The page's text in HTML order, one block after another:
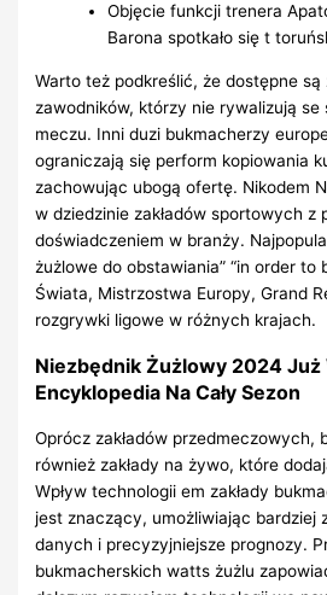
Objęcie funkcji trenera
Barona spotkało się t
Warto też podkreślić, że dostępne są
zawodników, którzy nie rywalizują se
meczu. Inni duzi bukmacherzy
ograniczają się perform kopiowania
zachowując ubogą ofertę. Nikodem
w dziedzinie zakładów sportowych z
doświadczeniem w branży.
żużlowe do obstawiania” “in order to
Świata, Mistrzostwa Europy, Grand
rozgrywki ligowe w różnych krajach.
Niezbędnik Żużlowy 2024 Już
Encyklopedia Na Cały Sezon
Oprócz zakładów przedmeczowych,
również zakłady na żywo, które
Wpływ technologii em zakłady
jest znaczący, umożliwiając bardziej
danych i precyzyjniejsze prognozy.
bukmacherskich watts żużlu